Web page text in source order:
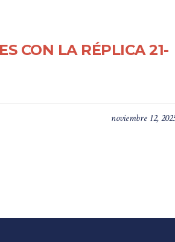
CON LA RÉPLICA 21-
noviembre 12,